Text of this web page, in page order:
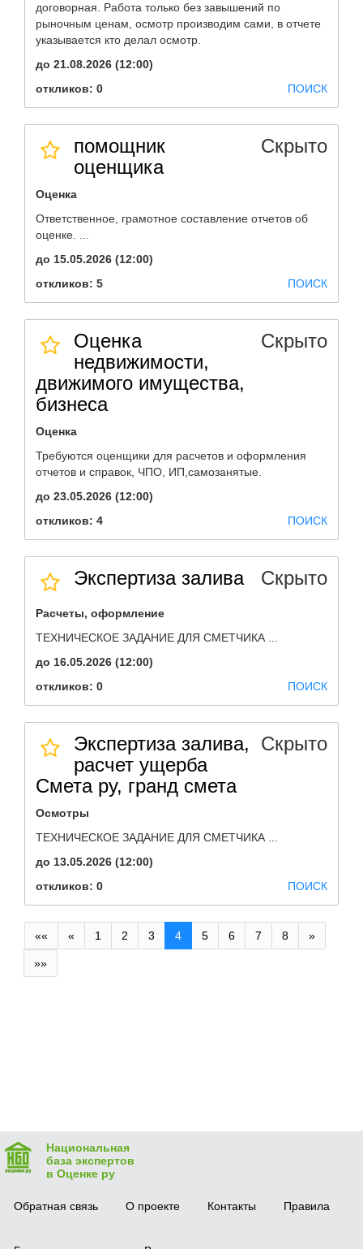
договорная. Работа только без завышений по
рыночным ценам, осмотр производим сами, в отчете
указывается кто делал осмотр.
до 21.08.2026 (12:00)
откликов: 0
ПОИСК
помощник
оценщика
Скрыто
Оценка
Ответственное, грамотное составление отчетов об
оценке. ...
до 15.05.2026 (12:00)
откликов: 5
ПОИСК
Оценка
недвижимости,
движимого имущества,
бизнеса
Скрыто
Оценка
Требуются оценщики для расчетов и оформления
отчетов и справок, ЧПО, ИП,самозанятые.
до 23.05.2026 (12:00)
откликов: 4
ПОИСК
Экспертиза залива Скрыто
Расчеты, оформление
ТЕХНИЧЕСКОЕ ЗАДАНИЕ ДЛЯ СМЕТЧИКА ...
до 16.05.2026 (12:00)
откликов: 0
ПОИСК
Экспертиза залива,
расчет ущерба
Смета ру, гранд смета
Скрыто
Осмотры
ТЕХНИЧЕСКОЕ ЗАДАНИЕ ДЛЯ СМЕТЧИКА ...
до 13.05.2026 (12:00)
откликов: 0
ПОИСК
«« « 1 2 3 4 5 6 7 8 »
»»
Национальная
база экспертов
в Оценке ру
Обратная связь О проекте Контакты Правила
Безопасная сделка Вопрос-ответ